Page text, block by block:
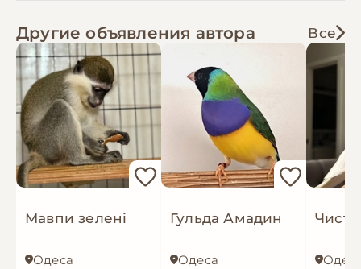
Другие объявления автора Все
Мавпи зелені
Одеса
Гульда Амадин
Одеса